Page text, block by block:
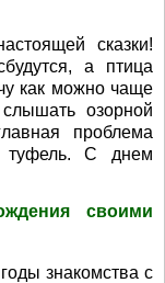
сказки!
а птица
как можно чаще
озорной
проблема
туфель. С днем
своими
знакомства с